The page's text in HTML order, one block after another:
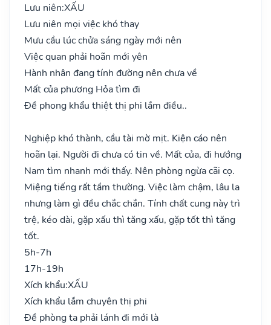
Lưu niên:XẤU
Lưu niên mọi việc khó thay
Mưu cầu lúc chửa sáng ngày mới nên
Việc quan phải hoãn mới yên
Hành nhân đang tính đường nên chưa về
Mất của phương Hỏa tìm đi
Đề phong khẩu thiệt thị phi lắm điều..
Nghiệp khó thành, cầu tài mờ mịt. Kiện cáo nên
hoãn lại. Người đi chưa có tin về. Mất của, đi hướng
Nam tìm nhanh mới thấy. Nên phòng ngừa cãi cọ.
Miệng tiếng rất tầm thường. Việc làm chậm, lâu la
nhưng làm gì đều chắc chắn. Tính chất cung này trì
trệ, kéo dài, gặp xấu thì tăng xấu, gặp tốt thì tăng
tốt.
5h-7h
17h-19h
Xích khẩu:XẤU
Xích khẩu lắm chuyên thị phi
Đề phòng ta phải lánh đi mới là